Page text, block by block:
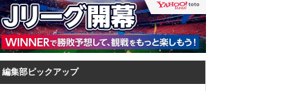
編集部ピックアップ